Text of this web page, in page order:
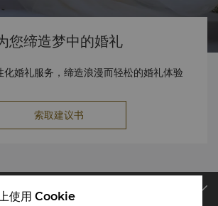
您缔造梦中的婚礼
化婚礼服务，缔造浪漫而轻松的婚礼体验
索取建议书
使用 Cookie